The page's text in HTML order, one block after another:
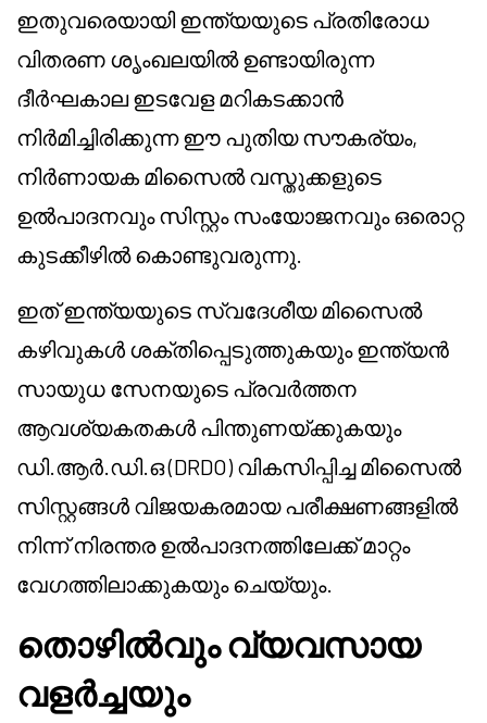
ഇതുവരെയായി ഇന്ത്യയുടെ പ്രതിരോധ
വിതരണ ശൃംഖലയിൽ ഉണ്ടായിരുന്ന
ദീർഘകാല ഇടവേള മറികടക്കാൻ
നിർമിച്ചിരിക്കുന്ന ഈ പുതിയ സൗകര്യം,
നിർണായക മിസൈൽ വസ്തുക്കളുടെ
ഉൽപാദനവും സിസ്റ്റം സംയോജനവും ഒരൊറ്റ
കുടക്കീഴിൽ കൊണ്ടുവരുന്നു.
ഇത് ഇന്ത്യയുടെ സ്വദേശീയ മിസൈൽ
കഴിവുകൾ ശക്തിപ്പെടുത്തുകയും ഇന്ത്യൻ
സായുധ സേനയുടെ പ്രവർത്തന
ആവശ്യകതകൾ പിന്തുണയ്ക്കുകയും
ഡി.ആർ.ഡി.ഒ (DRDO) വികസിപ്പിച്ച മിസൈൽ
സിസ്റ്റങ്ങൾ വിജയകരമായ പരീക്ഷണങ്ങളിൽ
നിന്ന് നിരന്തര ഉൽപാദനത്തിലേക്ക് മാറ്റം
വേഗത്തിലാക്കുകയും ചെയ്യും.
തൊഴിൽവും വ്യവസായ
വളർച്ചയും